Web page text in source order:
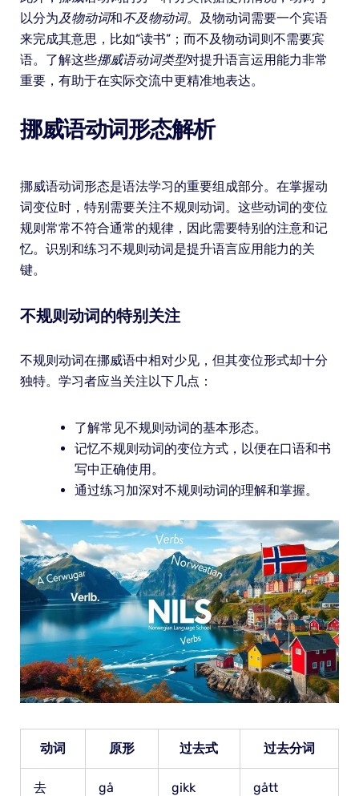
以分为及物动词和不及物动词。及物动词需要一个宾语
来完成其意思，比如“读书”；而不及物动词则不需要宾
语。了解这些挪威语动词类型对提升语言运用能力非常
重要，有助于在实际交流中更精准地表达。
挪威语动词形态解析
挪威语动词形态是语法学习的重要组成部分。在掌握动
词变位时，特别需要关注不规则动词。这些动词的变位
规则常常不符合通常的规律，因此需要特别的注意和记
忆。识别和练习不规则动词是提升语言应用能力的关
键。
不规则动词的特别关注
不规则动词在挪威语中相对少见，但其变位形式却十分
独特。学习者应当关注以下几点：
了解常见不规则动词的基本形态。
记忆不规则动词的变位方式，以便在口语和书
写中正确使用。
通过练习加深对不规则动词的理解和掌握。
动词 原形 过去式 过去分词
去 gå gikk gått